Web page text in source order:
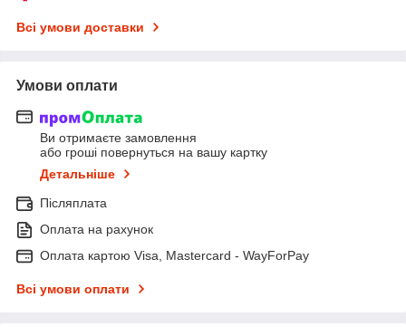
Всі умови доставки
Умови оплати
Ви отримаєте замовлення
або гроші повернуться на вашу картку
Детальніше
Післяплата
Оплата на рахунок
Оплата картою Visa, Mastercard - WayForPay
Всі умови оплати